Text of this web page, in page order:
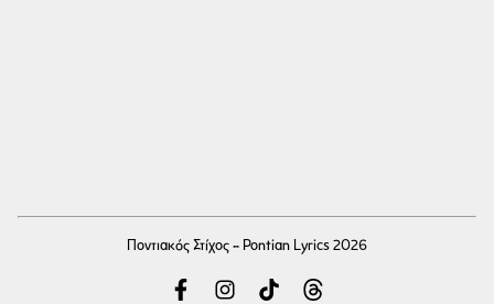
Ποντιακός Στίχος - Pontian Lyrics 2026